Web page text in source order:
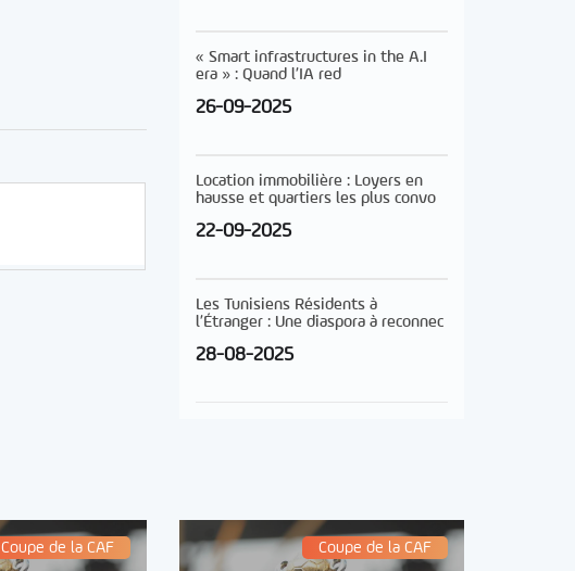
« Smart infrastructures in the A.I
era » : Quand l’IA red
26-09-2025
Location immobilière : Loyers en
hausse et quartiers les plus convo
22-09-2025
Les Tunisiens Résidents à
l’Étranger : Une diaspora à reconnec
28-08-2025
Coupe de la CAF Coupe de la CAF